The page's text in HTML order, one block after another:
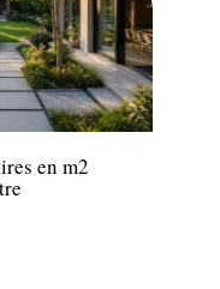
en m2